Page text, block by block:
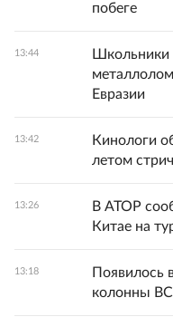
побеге
13:44
Школьники
Евразии
13:42
Кинологи
летом
13:26
В АТОР
Китае на
13:18
Появилось
колонны